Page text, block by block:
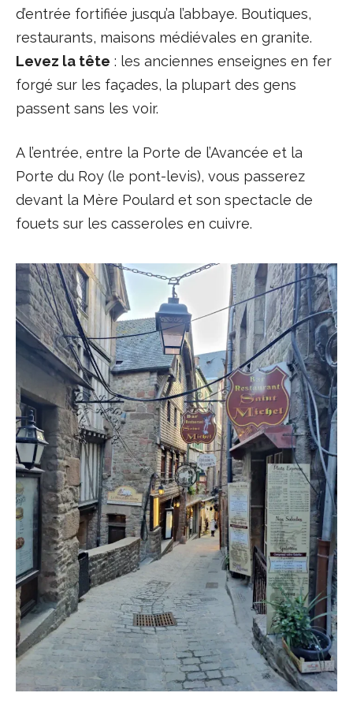
d’entrée fortifiée jusqu’a l’abbaye. Boutiques,
restaurants, maisons médiévales en granite.
Levez la tête : les anciennes enseignes en fer
forgé sur les façades, la plupart des gens
passent sans les voir.
A l’entrée, entre la Porte de l’Avancée et la
Porte du Roy (le pont-levis), vous passerez
devant la Mère Poulard et son spectacle de
fouets sur les casseroles en cuivre.